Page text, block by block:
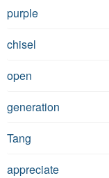
purple
chisel
open
generation
Tang
appreciate